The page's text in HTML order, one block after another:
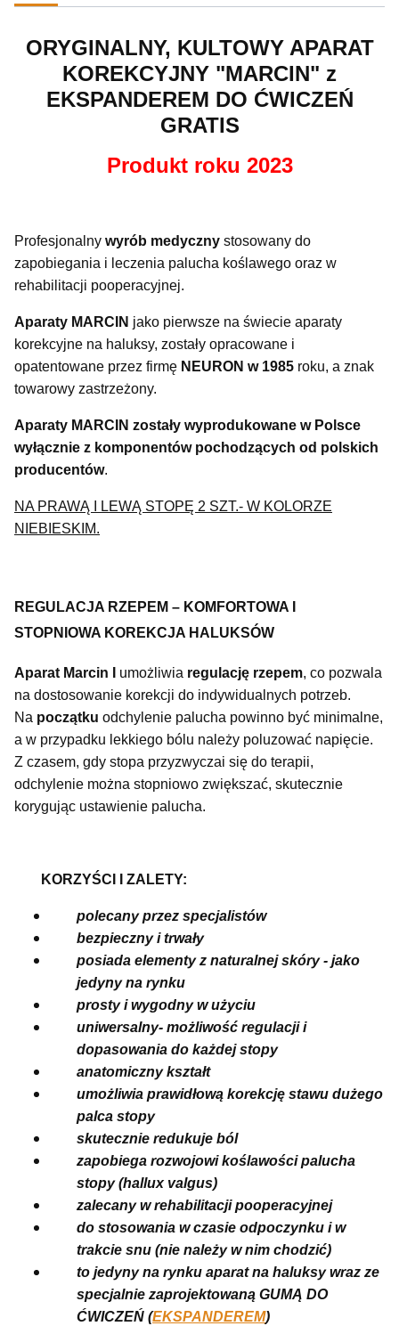
ORYGINALNY, KULTOWY APARAT
KOREKCYJNY "MARCIN" z
EKSPANDEREM DO ĆWICZEŃ
GRATIS
Produkt roku 2023
Profesjonalny wyrób medyczny stosowany do
zapobiegania i leczenia palucha koślawego oraz w
rehabilitacji pooperacyjnej.
Aparaty MARCIN jako pierwsze na świecie aparaty
korekcyjne na haluksy, zostały opracowane i
opatentowane przez firmę NEURON w 1985 roku, a znak
towarowy zastrzeżony.
Aparaty MARCIN zostały wyprodukowane w Polsce
wyłącznie z komponentów pochodzących od polskich
producentów.
NA PRAWĄ I LEWĄ STOPĘ 2 SZT.- W KOLORZE
NIEBIESKIM.
REGULACJA RZEPEM – KOMFORTOWA I
STOPNIOWA KOREKCJA HALUKSÓW
Aparat Marcin I umożliwia regulację rzepem, co pozwala
na dostosowanie korekcji do indywidualnych potrzeb.
Na początku odchylenie palucha powinno być minimalne,
a w przypadku lekkiego bólu należy poluzować napięcie.
Z czasem, gdy stopa przyzwyczai się do terapii,
odchylenie można stopniowo zwiększać, skutecznie
korygując ustawienie palucha.
KORZYŚCI I ZALETY:
polecany przez specjalistów
bezpieczny i trwały
posiada elementy z naturalnej skóry - jako
jedyny na rynku
prosty i wygodny w użyciu
uniwersalny- możliwość regulacji i
dopasowania do każdej stopy
anatomiczny kształt
umożliwia prawidłową korekcję stawu dużego
palca stopy
skutecznie redukuje ból
zapobiega rozwojowi koślawości palucha
stopy (hallux valgus)
zalecany w rehabilitacji pooperacyjnej
do stosowania w czasie odpoczynku i w
trakcie snu (nie należy w nim chodzić)
to jedyny na rynku aparat na haluksy wraz ze
specjalnie zaprojektowaną GUMĄ DO
ĆWICZEŃ (EKSPANDEREM)